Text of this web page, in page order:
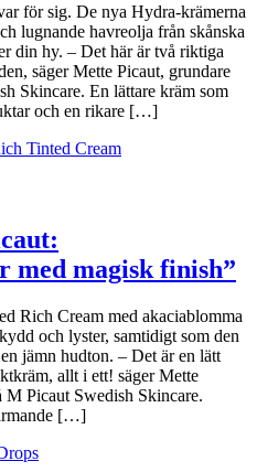
för sig. De nya Hydra-krämerna
lugnande havreolja från skånska
din hy. – Det här är två riktiga
säger Mette Picaut, grundare
Skincare. En lättare kräm som
och en rikare […]
med magisk finish”
Rich Cream med akaciablomma
och lyster, samtidigt som den
jämn hudton. – Det är en lätt
allt i ett! säger Mette
M Picaut Swedish Skincare.
[…]